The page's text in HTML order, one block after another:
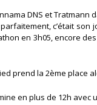
DNS et Tratmann
c’était
en 3h05, encore
prend la 2ème place
en plus de 12h